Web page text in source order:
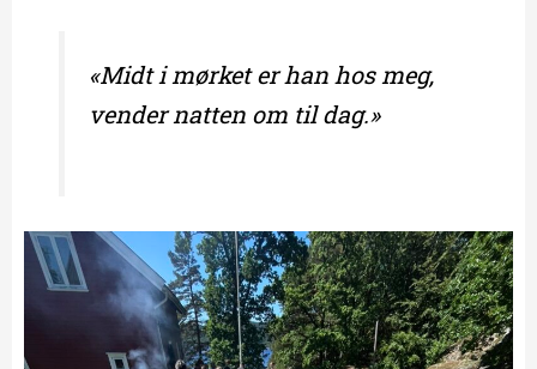
«Midt i mørket er han hos meg,
vender natten om til dag.»